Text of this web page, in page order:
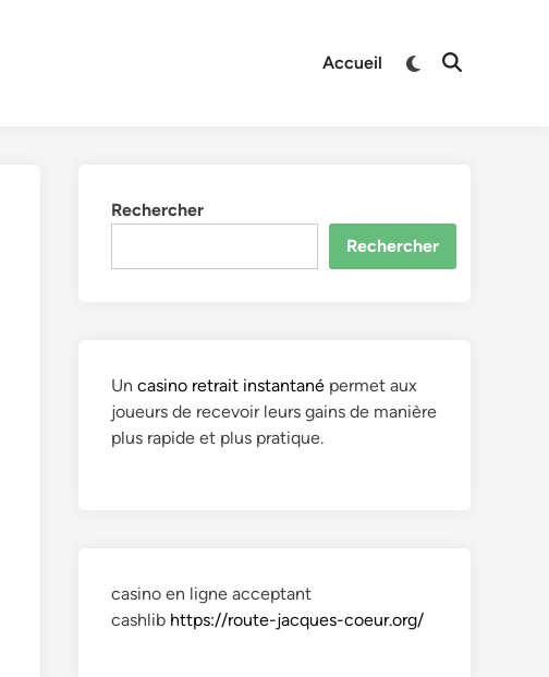
Accueil
Switch
Open
Rechercher
Rechercher
Un casino retrait instantané permet aux
joueurs de recevoir leurs gains de manière
plus rapide et plus pratique.
casino en ligne acceptant
cashlib https://route-jacques-coeur.org/